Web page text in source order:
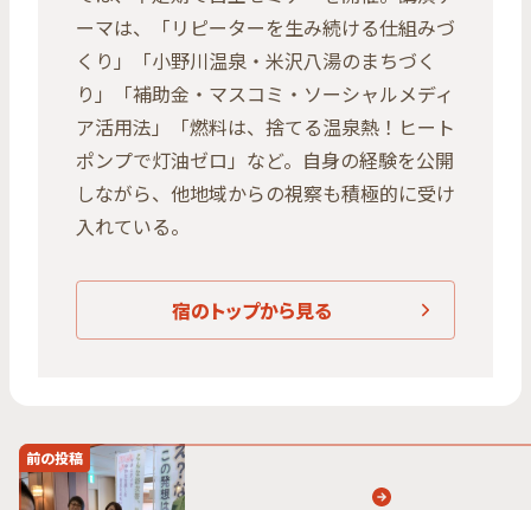
ーマは、「リピーターを生み続ける仕組みづ
くり」「小野川温泉・米沢八湯のまちづく
り」「補助金・マスコミ・ソーシャルメディ
ア活用法」「燃料は、捨てる温泉熱！ヒート
ポンプで灯油ゼロ」など。自身の経験を公開
しながら、他地域からの視察も積極的に受け
入れている。
宿のトップから見る
前の投稿